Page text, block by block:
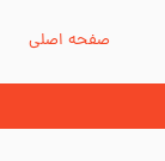
صفحه اصلی
رسول اللّه برخاست
(علیه السلام) چه کسانی